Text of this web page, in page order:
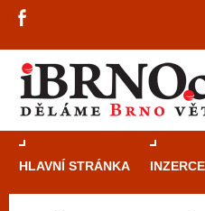
HLAVNÍ STRÁNKA INZERCE